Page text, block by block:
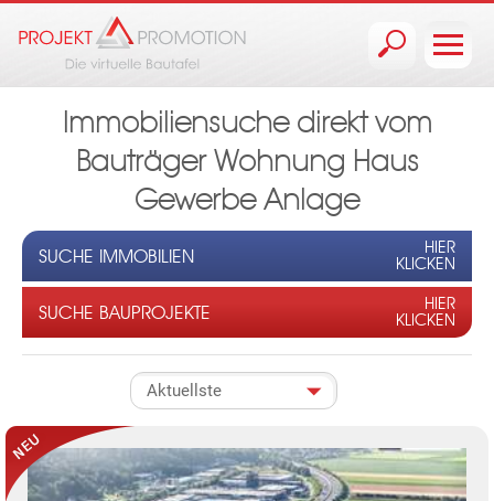
Immobiliensuche direkt vom
Bauträger Wohnung Haus
Gewerbe Anlage
SUCHE IMMOBILIEN
HIER
KLICKEN
SUCHE BAUPROJEKTE
HIER
KLICKEN